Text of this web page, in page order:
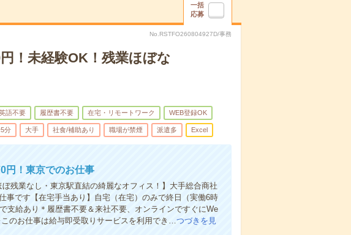
一括
応募
No.RSTFO260804927D/事務
！未経験OK！残業ほぼな
語不要 履歴書不要 在宅・リモートワーク WEB登録OK
分 大手 社食/補助あり 職場が禁煙 派遣多 Excel
円！東京でのお仕事
残業なし・東京駅直結の綺麗なオフィス！】大手総合商社
です【在宅手当あり】自宅（在宅）のみで終日（実働6時
支給あり＊履歴書不要＆来社不要、オンラインですぐにWe
お仕事は給与即受取りサービスを利用でき…つづきを見